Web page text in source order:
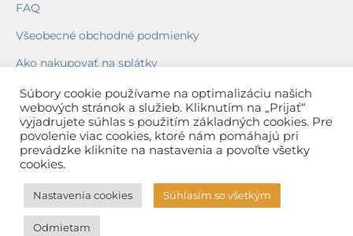
FAQ
Všeobecné obchodné podmienky
Ako nakupovať na splátky
Ochrana osobných údajov
Reklamačný poriadok
Spôsob a cena dopravy
Spôsob platby
Záruka na tovar
Súbory cookie používame na optimalizáciu našich
webových stránok a služieb. Kliknutím na „Prijať“
vyjadrujete súhlas s použitím základných cookies. Pre
povolenie viac cookies, ktoré nám pomáhajú pri
prevádzke kliknite na nastavenia a povoľte všetky
cookies.
Nastavenia cookies Súhlasím so všetkým
Odmietam